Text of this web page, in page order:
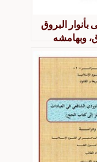
البروق
وبهامشه